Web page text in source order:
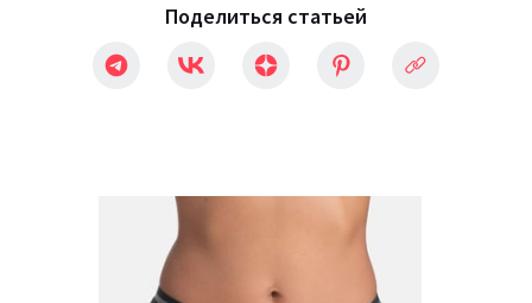
Поделиться статьей